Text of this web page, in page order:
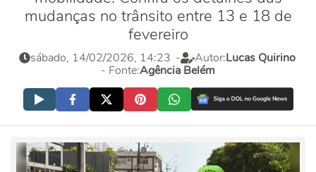
mudanças no trânsito entre 13 e 18 de
fevereiro
sábado, 14/02/2026, 14:23 - Autor:Lucas Quirino
- Fonte:Agência Belém